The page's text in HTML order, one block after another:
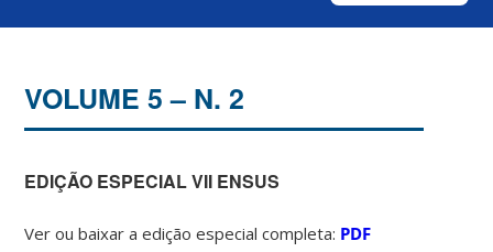
VOLUME 5 – N. 2
EDIÇÃO ESPECIAL VII ENSUS
Ver ou baixar a edição especial completa: PDF